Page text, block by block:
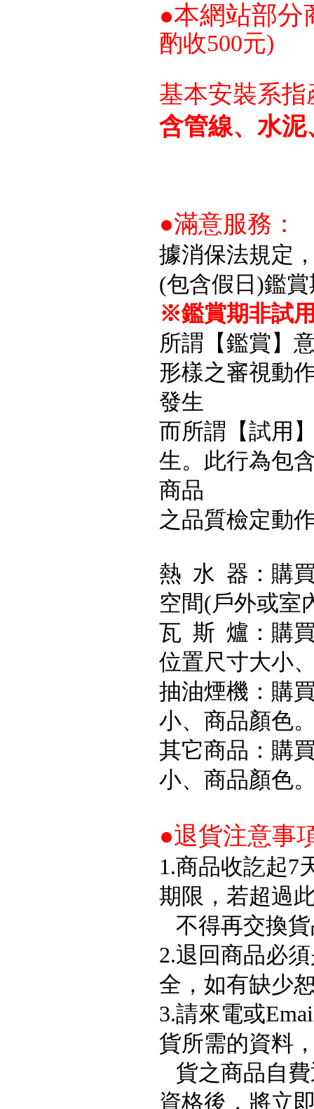
●本網站部
酌收500元)
基本安裝系
含管線、水
●滿意服務：
據消保法規定
(包含假日)鑑
※鑑賞期非試
所謂【鑑賞】
形樣之審視動
發生
而所謂【試用
生。此行為包
商品
之品質檢定動
熱 水 器：購
空間(戶外或室
瓦 斯 爐：購
位置尺寸大小
抽油煙機：購
小、商品顏色
其它商品：購
小、商品顏色
●退貨注意事
1.商品收訖起7
期限，若超過
不得再交換
2.退回商品必
全，如有缺少
3.請來電或
貨所需的資料
貨之商品自
資格後，將立